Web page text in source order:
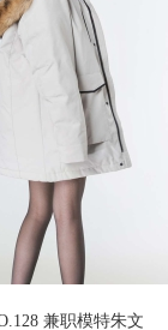
1996 阅读
兼职模特朱文